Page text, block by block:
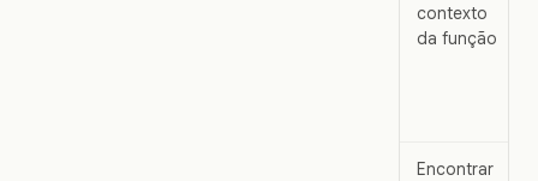
contexto
da função
Encontrar